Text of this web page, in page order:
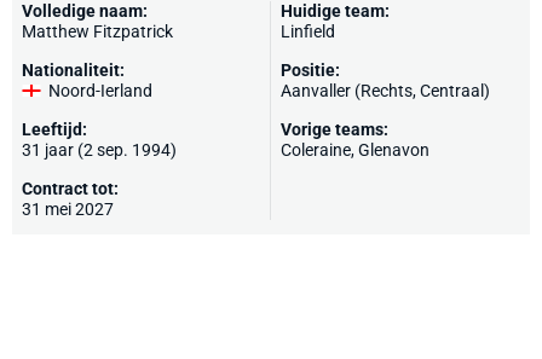
Volledige naam:
Matthew Fitzpatrick
Nationaliteit:
Noord-Ierland
Leeftijd:
31 jaar (2 sep. 1994)
Contract tot:
31 mei 2027
Huidige team:
Linfield
Positie:
Aanvaller (Rechts, Centraal)
Vorige teams:
Coleraine,Glenavon